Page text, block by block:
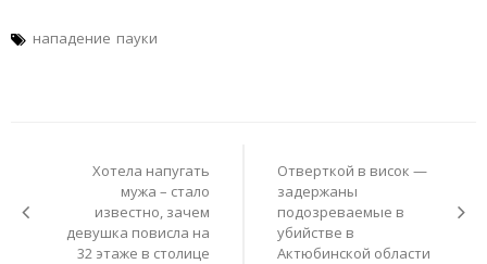
нападение пауки
Хотела напугать
мужа – стало
известно, зачем
девушка повисла на
32 этаже в столице
Отверткой в висок —
задержаны
подозреваемые в
убийстве в
Актюбинской области